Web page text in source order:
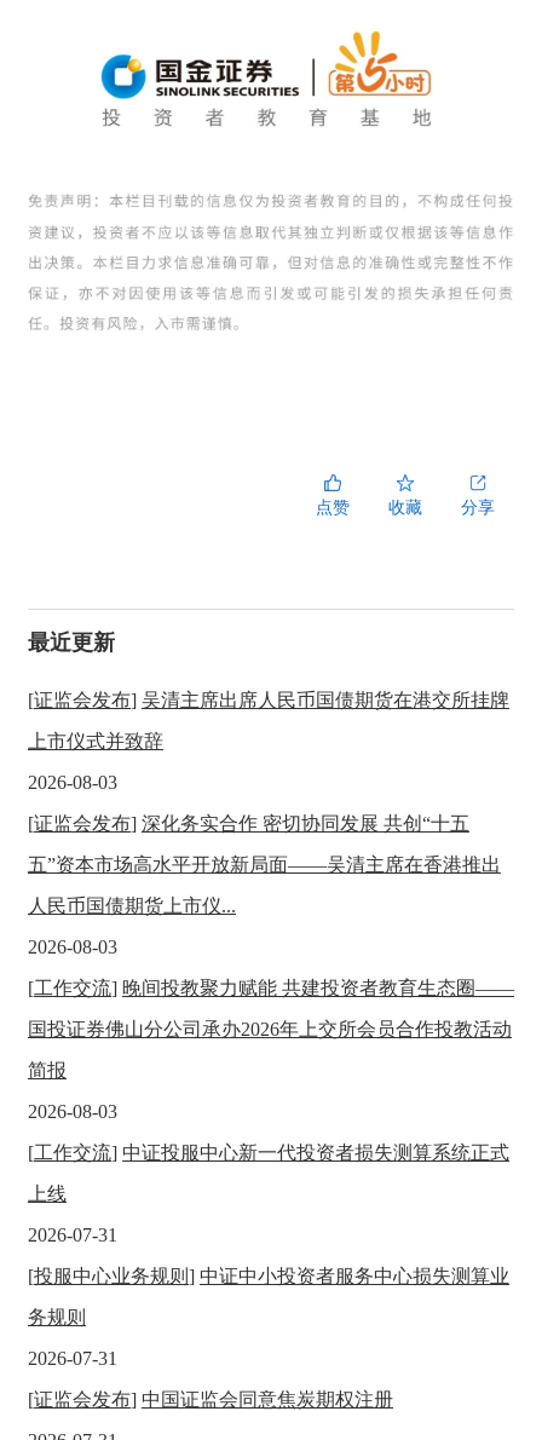
点赞 收藏 分享
最近更新
[证监会发布] 吴清主席出席人民币国债期货在港交所挂牌
上市仪式并致辞
2026-08-03
[证监会发布] 深化务实合作 密切协同发展 共创“十五
五”资本市场高水平开放新局面——吴清主席在香港推出
人民币国债期货上市仪...
2026-08-03
[工作交流] 晚间投教聚力赋能 共建投资者教育生态圈——
国投证券佛山分公司承办2026年上交所会员合作投教活动
简报
2026-08-03
[工作交流] 中证投服中心新一代投资者损失测算系统正式
上线
2026-07-31
[投服中心业务规则 ] 中证中小投资者服务中心损失测算业
务规则
2026-07-31
[证监会发布] 中国证监会同意焦炭期权注册